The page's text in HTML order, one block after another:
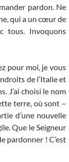
pardon. Ne
qui a un cœur de
tous. Invoquons
pour moi, je vous
de l’Italie et
J’ai choisi le nom
terre, où sont –
d’une nouvelle
Que le Seigneur
pardonner ! C’est